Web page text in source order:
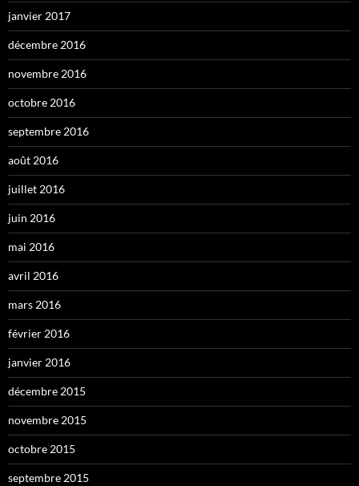
janvier 2017
décembre 2016
novembre 2016
octobre 2016
septembre 2016
août 2016
juillet 2016
juin 2016
mai 2016
avril 2016
mars 2016
février 2016
janvier 2016
décembre 2015
novembre 2015
octobre 2015
septembre 2015